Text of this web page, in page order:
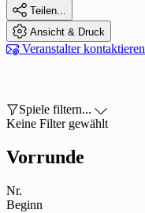
 Teilen...
 Ansicht & Druck
 Veranstalter kontaktieren
Spiele filtern... 
Keine Filter gewählt
Vorrunde
Nr.
Beginn